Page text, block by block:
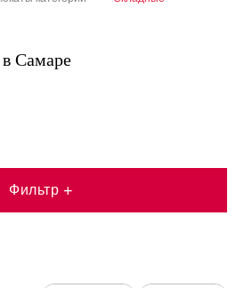
Самаре
Фильтр +